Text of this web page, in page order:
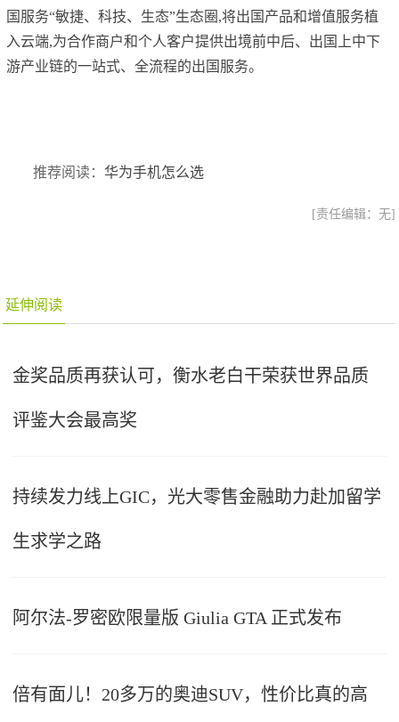
国服务“敏捷、科技、生态”生态圈,将出国产品和增值服务植
入云端,为合作商户和个人客户提供出境前中后、出国上中下
游产业链的一站式、全流程的出国服务。
推荐阅读：华为手机怎么选
[责任编辑：无]
延伸阅读
金奖品质再获认可，衡水老白干荣获世界品质
评鉴大会最高奖
持续发力线上GIC，光大零售金融助力赴加留学
生求学之路
阿尔法-罗密欧限量版 Giulia GTA 正式发布
倍有面儿！20多万的奥迪SUV，性价比真的高